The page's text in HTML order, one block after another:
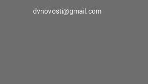
dvnovosti@gmail.com